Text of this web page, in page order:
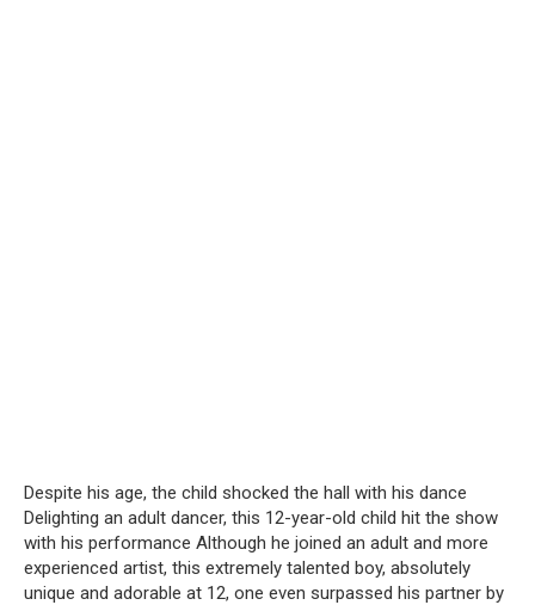
Despite his age, the child shocked the hall with his dance
Delighting an adult dancer, this 12-year-old child hit the show
with his performance Although he joined an adult and more
experienced artist, this extremely talented boy, absolutely
unique and adorable at 12, one even surpassed his partner by